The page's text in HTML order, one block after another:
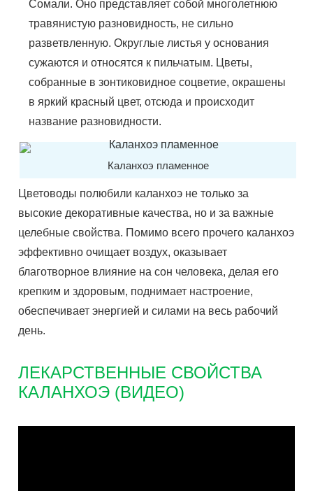
Сомали. Оно представляет собой многолетнюю
травянистую разновидность, не сильно
разветвленную. Округлые листья у основания
сужаются и относятся к пильчатым. Цветы,
собранные в зонтиковидное соцветие, окрашены
в яркий красный цвет, отсюда и происходит
название разновидности.
Каланхоэ пламенное
Цветоводы полюбили каланхоэ не только за
высокие декоративные качества, но и за важные
целебные свойства. Помимо всего прочего каланхоэ
эффективно очищает воздух, оказывает
благотворное влияние на сон человека, делая его
крепким и здоровым, поднимает настроение,
обеспечивает энергией и силами на весь рабочий
день.
ЛЕКАРСТВЕННЫЕ СВОЙСТВА
КАЛАНХОЭ (ВИДЕО)